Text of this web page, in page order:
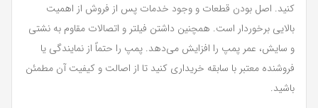
کنید. اصل بودن قطعات و وجود خدمات پس از فروش از اهمیت
بالایی برخوردار است. همچنین داشتن فیلتر و اتصالات مقاوم به نشتی
و سایش، عمر پمپ را افزایش می‌دهد. پمپ را حتماً از نمایندگی یا
فروشنده معتبر با سابقه خریداری کنید تا از اصالت و کیفیت آن مطمئن
باشید.